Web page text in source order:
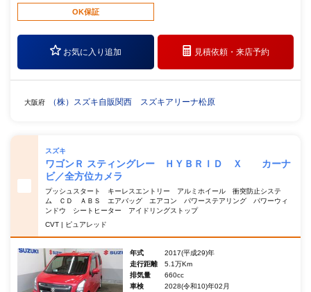
OK保証
お気に入り追加 見積依頼・来店予約
大阪府 （株）スズキ自販関西 スズキアリーナ松原
スズキ
ワゴンＲ スティングレー ＨＹＢＲＩＤ Ｘ カーナ
ビ／全方位カメラ
プッシュスタート キーレスエントリー アルミホイール 衝突防止システ
ム ＣＤ ＡＢＳ エアバッグ エアコン パワーステアリング パワーウィ
ンドウ シートヒーター アイドリングストップ
CVT | ピュアレッド
年式
2017(平成29)年
走行距離
5.1万Km
排気量
660cc
車検
2028(令和10)年02月